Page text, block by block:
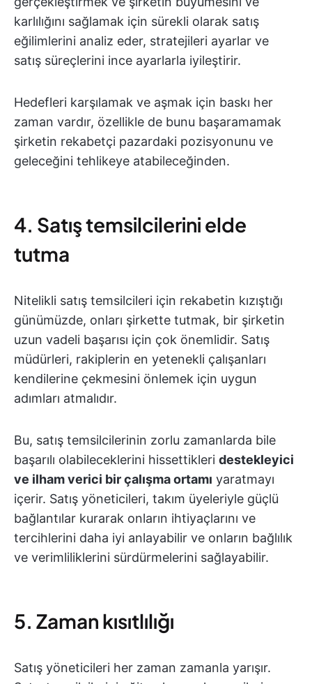
karlılığını sağlamak için sürekli olarak satış
eğilimlerini analiz eder, stratejileri ayarlar ve
satış süreçlerini ince ayarlarla iyileştirir.
Hedefleri karşılamak ve aşmak için baskı her
zaman vardır, özellikle de bunu başaramamak
şirketin rekabetçi pazardaki pozisyonunu ve
geleceğini tehlikeye atabileceğinden.
4. Satış temsilcilerini elde
tutma
Nitelikli satış temsilcileri için rekabetin kızıştığı
günümüzde, onları şirkette tutmak, bir şirketin
uzun vadeli başarısı için çok önemlidir. Satış
müdürleri, rakiplerin en yetenekli çalışanları
kendilerine çekmesini önlemek için uygun
adımları atmalıdır.
Bu, satış temsilcilerinin zorlu zamanlarda bile
başarılı olabileceklerini hissettikleri destekleyici
ve ilham verici bir çalışma ortamı yaratmayı
içerir. Satış yöneticileri, takım üyeleriyle güçlü
bağlantılar kurarak onların ihtiyaçlarını ve
tercihlerini daha iyi anlayabilir ve onların bağlılık
ve verimliliklerini sürdürmelerini sağlayabilir.
5. Zaman kısıtlılığı
Satış yöneticileri her zaman zamanla yarışır.